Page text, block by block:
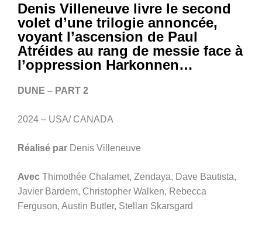
Denis Villeneuve livre le second
volet d’une trilogie annoncée,
voyant l’ascension de Paul
Atréides au rang de messie face à
l’oppression Harkonnen…
DUNE – PART 2
2024 – USA/ CANADA
Réalisé par Denis Villeneuve
Avec Thimothée Chalamet, Zendaya, Dave Bautista,
Javier Bardem, Christopher Walken, Rebecca
Ferguson, Austin Butler, Stellan Skarsgard